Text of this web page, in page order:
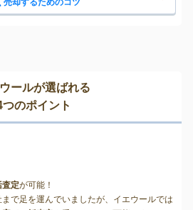
売却するためのコツ
ールが選ばれる
つのポイント
査定が可能！
で足を運んでいましたが、イエウールでは